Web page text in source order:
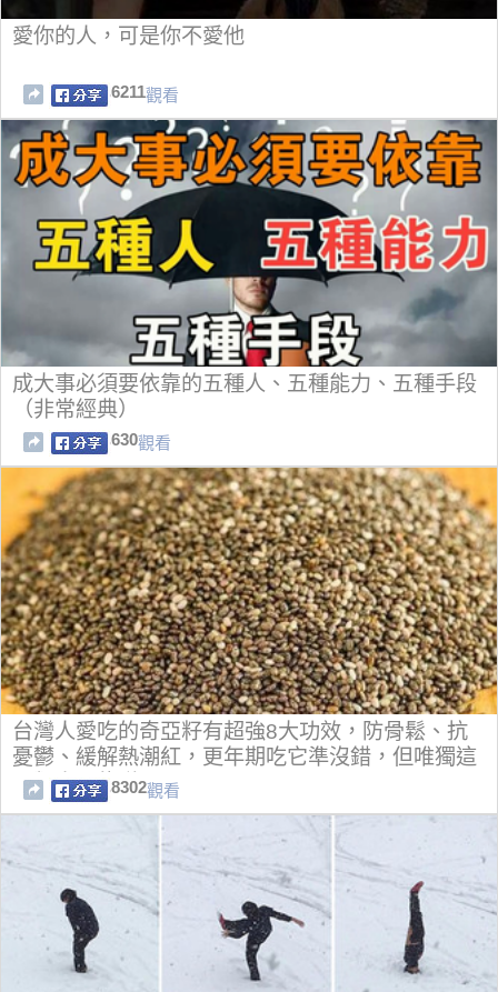
愛你的人，可是你不愛他
6211觀看
成大事必須要依靠的五種人、五種能力、五種手段
（非常經典）
630觀看
台灣人愛吃的奇亞籽有超強8大功效，防骨鬆、抗
憂鬱、緩解熱潮紅，更年期吃它準沒錯，但唯獨這
兩類人不能碰
8302觀看